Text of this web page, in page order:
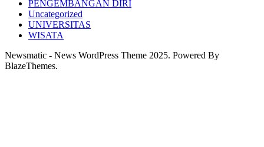
PENGEMBANGAN DIRI
Uncategorized
UNIVERSITAS
WISATA
Newsmatic - News WordPress Theme 2025. Powered By
BlazeThemes.